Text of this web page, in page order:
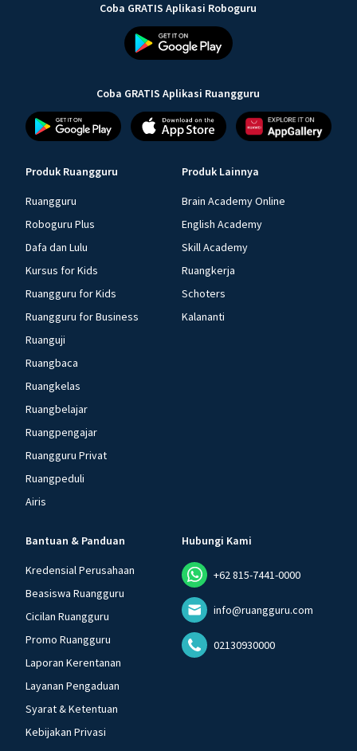
Coba GRATIS Aplikasi Roboguru
Coba GRATIS Aplikasi Ruangguru
Produk Ruangguru
Ruangguru
Roboguru Plus
Dafa dan Lulu
Kursus for Kids
Ruangguru for Kids
Ruangguru for Business
Ruanguji
Ruangbaca
Ruangkelas
Ruangbelajar
Ruangpengajar
Ruangguru Privat
Ruangpeduli
Airis
Produk Lainnya
Brain Academy Online
English Academy
Skill Academy
Ruangkerja
Schoters
Kalananti
Bantuan & Panduan
Kredensial Perusahaan
Beasiswa Ruangguru
Cicilan Ruangguru
Promo Ruangguru
Laporan Kerentanan
Layanan Pengaduan
Syarat & Ketentuan
Kebijakan Privasi
Hubungi Kami
+62 815-7441-0000
info@ruangguru.com
02130930000